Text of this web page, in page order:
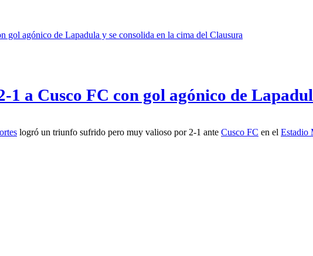
a Cusco FC con gol agónico de
logró un triunfo sufrido pero muy valioso por 2-1 ante Cusco FC en el Estadio